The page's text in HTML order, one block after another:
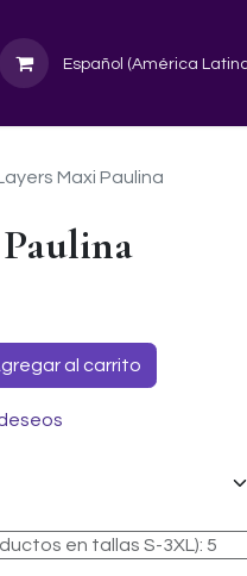
Español (América
Maxi Paulina
al carrito
en tallas S-3XL): 5